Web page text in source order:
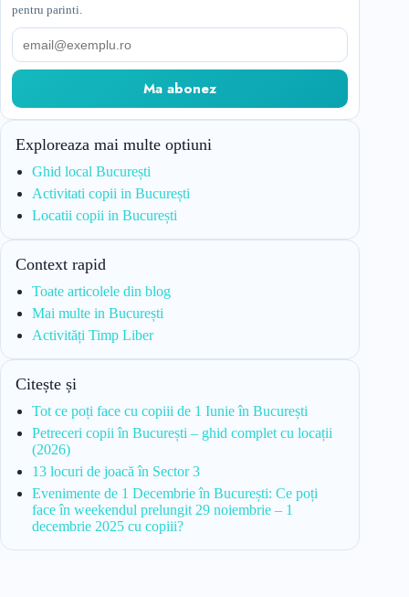
pentru parinti.
Email
Ma abonez
Exploreaza mai multe optiuni
Ghid local București
Activitati copii in București
Locatii copii in București
Context rapid
Toate articolele din blog
Mai multe in București
Activități Timp Liber
Citește și
Tot ce poți face cu copiii de 1 Iunie în București
Petreceri copii în București – ghid complet cu locații
(2026)
13 locuri de joacă în Sector 3
Evenimente de 1 Decembrie în București: Ce poți
face în weekendul prelungit 29 noiembrie – 1
decembrie 2025 cu copiii?